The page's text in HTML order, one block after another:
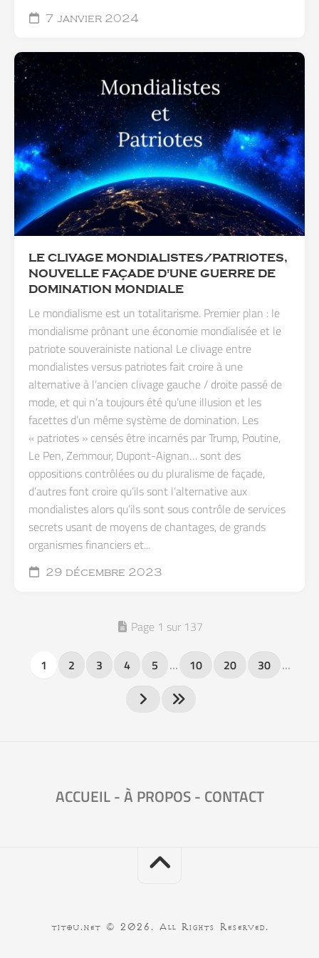
7 janvier 2024
LE CLIVAGE MONDIALISTES/PATRIOTES,
NOUVELLE FAÇADE D'UNE GUERRE DE
DOMINATION MONDIALE
Le mondialisme est un totalitarisme. Premier plan : le
mondialisme prônant une économie mondialisée et le
patriote souverainiste national Le clivage entre
mondialistes versus patriotes fait croire à une
alternative à l’ancien clivage gauche / droite passé de
mode, et qui n’a toujours été qu’une illusion et les
facettes d’un même système de domination. Les
« patriotes » censés être incarnés par Trump, Poutine,
Le Pen, Zemmour, Dupont-Aignan… sont des
oppositions contrôlées ou du pluralisme de façade,
d’autres font croire qu’ils sont l’alternative aux
mondialistes alors qu’ils sont sous contrôle de services
secrets usant de moyens de chantages, de grands
organismes financiers et...
29 décembre 2023
Page 1 sur 137
1 2 3 4 5 … 10 20 30 …
ACCUEIL-À PROPOS- CONTACT
titou.net © 2026. All Rights Reserved.